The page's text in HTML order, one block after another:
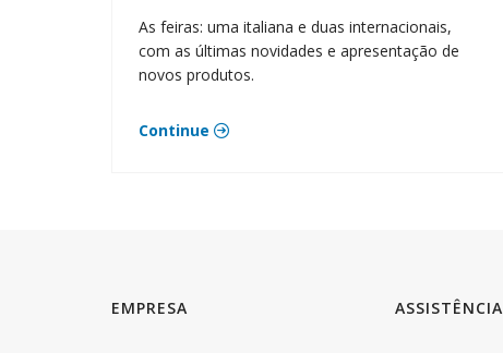
As feiras: uma italiana e duas internacionais,
com as últimas novidades e apresentação de
novos produtos.
Continue
EMPRESA ASSISTÊNCIA